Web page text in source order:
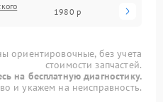
1980 р
ориентировочные, без учета
стоимости запчастей.
на бесплатную диагностику.
и укажем на неисправность.